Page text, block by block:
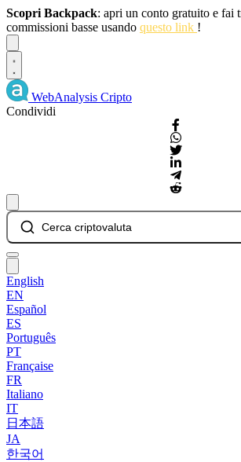
Scopri Backpack: apri un conto gratuito e fai
commissioni basse usando questo link !
WebAnalysis Cripto
Condividi
Cerca criptovaluta
English
EN
Español
ES
Português
PT
Française
FR
Italiano
IT
日本語
JA
한국어